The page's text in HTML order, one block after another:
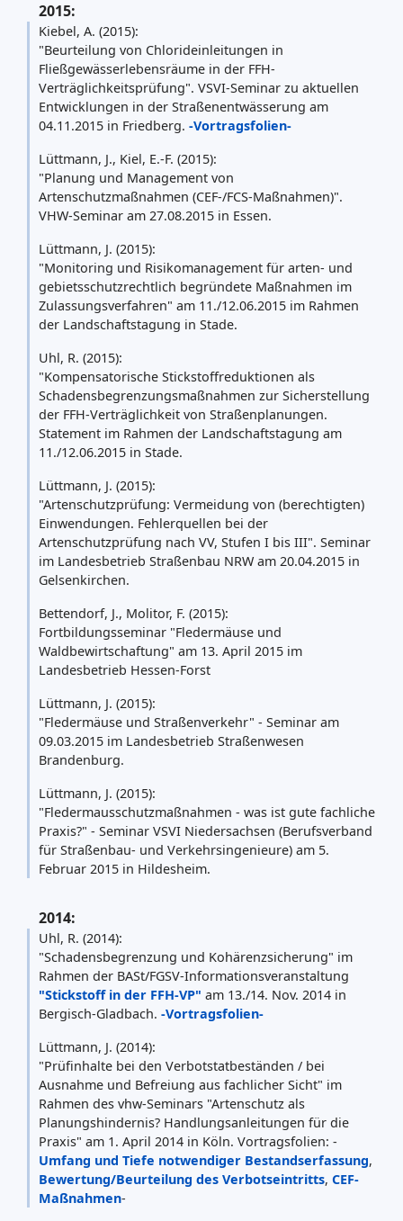
2015:
Kiebel, A. (2015):
"Beurteilung von Chlorideinleitungen in
Fließgewässerlebensräume in der FFH-
Verträglichkeitsprüfung". VSVI-Seminar zu aktuellen
Entwicklungen in der Straßenentwässerung am
04.11.2015 in Friedberg. -Vortragsfolien-
Lüttmann, J., Kiel, E.-F. (2015):
"Planung und Management von
Artenschutzmaßnahmen (CEF-/FCS-Maßnahmen)".
VHW-Seminar am 27.08.2015 in Essen.
Lüttmann, J. (2015):
"Monitoring und Risikomanagement für arten- und
gebietsschutzrechtlich begründete Maßnahmen im
Zulassungsverfahren" am 11./12.06.2015 im Rahmen
der Landschaftstagung in Stade.
Uhl, R. (2015):
"Kompensatorische Stickstoffreduktionen als
Schadensbegrenzungsmaßnahmen zur Sicherstellung
der FFH-Verträglichkeit von Straßenplanungen.
Statement im Rahmen der Landschaftstagung am
11./12.06.2015 in Stade.
Lüttmann, J. (2015):
"Artenschutzprüfung: Vermeidung von (berechtigten)
Einwendungen. Fehlerquellen bei der
Artenschutzprüfung nach VV, Stufen I bis III". Seminar
im Landesbetrieb Straßenbau NRW am 20.04.2015 in
Gelsenkirchen.
Bettendorf, J., Molitor, F. (2015):
Fortbildungsseminar "Fledermäuse und
Waldbewirtschaftung" am 13. April 2015 im
Landesbetrieb Hessen-Forst
Lüttmann, J. (2015):
"Fledermäuse und Straßenverkehr" - Seminar am
09.03.2015 im Landesbetrieb Straßenwesen
Brandenburg.
Lüttmann, J. (2015):
"Fledermausschutzmaßnahmen - was ist gute fachliche
Praxis?" - Seminar VSVI Niedersachsen (Berufsverband
für Straßenbau- und Verkehrsingenieure) am 5.
Februar 2015 in Hildesheim.
2014:
Uhl, R. (2014):
"Schadensbegrenzung und Kohärenzsicherung" im
Rahmen der BASt/FGSV-Informationsveranstaltung
"Stickstoff in der FFH-VP" am 13./14. Nov. 2014 in
Bergisch-Gladbach. -Vortragsfolien-
Lüttmann, J. (2014):
"Prüfinhalte bei den Verbotstatbeständen / bei
Ausnahme und Befreiung aus fachlicher Sicht" im
Rahmen des vhw-Seminars "Artenschutz als
Planungshindernis? Handlungsanleitungen für die
Praxis" am 1. April 2014 in Köln. Vortragsfolien: -
Umfang und Tiefe notwendiger Bestandserfassung,
Bewertung/Beurteilung des Verbotseintritts, CEF-
Maßnahmen-